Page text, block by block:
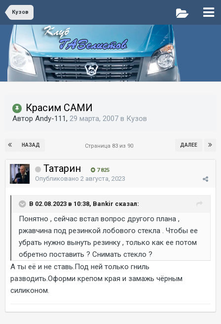
Кузов
Красим САМИ
Автор Andy-111, 29 марта, 2007 в Кузов
НАЗАД ДАЛЕЕ
Страница 83 из 90
Татарин 7 825
Опубликовано 2 августа, 2023
В 02.08.2023 в 10:38, Bankir сказал:
Понятно , сейчас встал вопрос другого плана ,
ржавчина под резинкой лобового стекла . Чтобы ее
убрать нужно вынуть резинку , только как ее потом
обретно поставить ? Снимать стекло ?
А ты её и не ставь.Под ней только гниль
разводить.Оформи крепом края и замажь чёрным
силиконом.